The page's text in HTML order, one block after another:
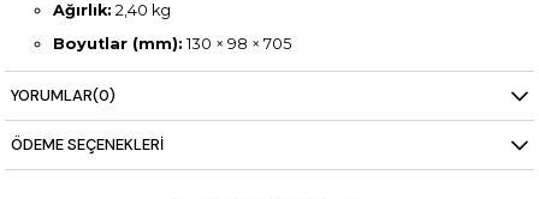
Ağırlık: 2,40 kg
Boyutlar (mm): 130 × 98 × 705
Öne Çıkan Özellik:Paslanmaz çelik bıçak, uzun parçalayıcı
kol, Easy Lock güvenlik sistemi
YORUMLAR(0)
ÖDEME SEÇENEKLERI